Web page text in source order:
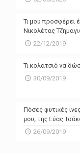
Τι μου προσφέρει
Νικολέτας
22/12/2019
Τι κολατσιό να
30/09/2019
Πόσες φυτικές
μου; της Εύας
26/09/2019